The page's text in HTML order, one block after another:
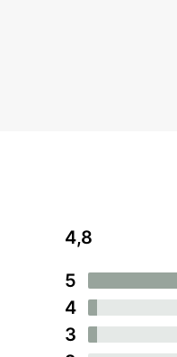
4,8
5
4
3